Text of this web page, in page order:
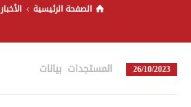
الصفحة الرئيسية الأخبار
26/10/2023 المستجدات بيانات